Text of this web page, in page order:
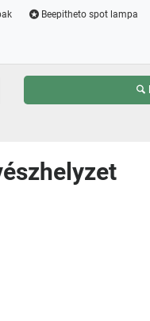
Beepitheto spot lampa